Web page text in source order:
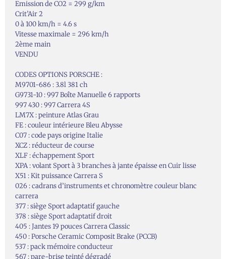
Emission de CO2 = 299 g/km
Crit’Air 2
0 à 100 km/h = 4.6 s
Vitesse maximale = 296 km/h
2ème main
VENDU
CODES OPTIONS PORSCHE :
M9701-686 : 3.8l 381 ch
G9731-10 : 997 Boîte Manuelle 6 rapports
997 430 : 997 Carrera 4S
LM7X : peinture Atlas Grau
FE : couleur intérieure Bleu Abysse
C07 : code pays origine Italie
XCZ : réducteur de course
XLF : échappement Sport
XPA : volant Sport à 3 branches à jante épaisse en Cuir lisse
X51 : Kit puissance Carrera S
026 : cadrans d’instruments et chronomètre couleur blanc
carrera
377 : siège Sport adaptatif gauche
378 : siège Sport adaptatif droit
405 : Jantes 19 pouces Carrera Classic
450 : Porsche Ceramic Composit Brake (PCCB)
537 : pack mémoire conducteur
567 : pare-brise teinté dégradé